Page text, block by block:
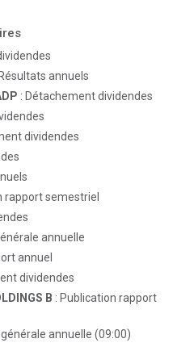
annuels
: Détachement dividendes
dividendes
rapport semestriel
annuelle
annuel
dividendes
B : Publication rapport
annuelle (09:00)